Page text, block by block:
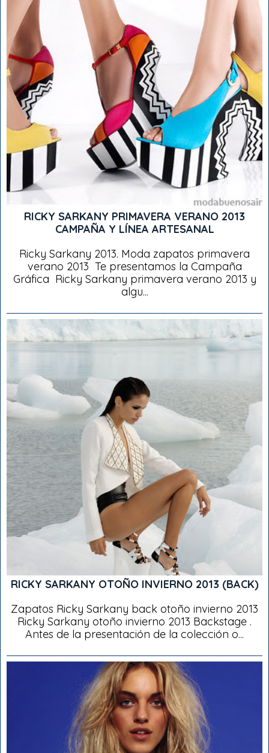
RICKY SARKANY PRIMAVERA VERANO 2013
CAMPAÑA Y LÍNEA ARTESANAL
Ricky Sarkany 2013. Moda zapatos primavera
verano 2013 Te presentamos la Campaña
Gráfica Ricky Sarkany primavera verano 2013 y
algu...
RICKY SARKANY OTOÑO INVIERNO 2013 (BACK)
Zapatos Ricky Sarkany back otoño invierno 2013
Ricky Sarkany otoño invierno 2013 Backstage .
Antes de la presentación de la colección o...